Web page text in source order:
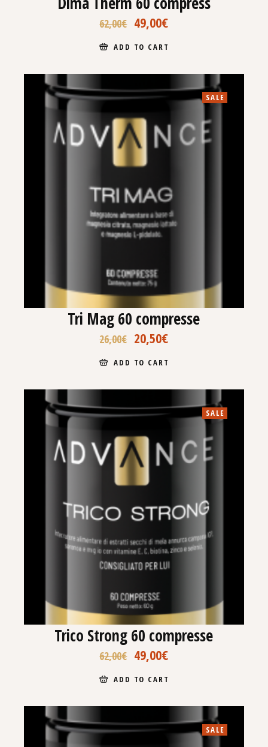
62,00€ 49,00€
ADD TO CART
SALE
Tri Mag 60 compresse
26,00€ 20,50€
ADD TO CART
SALE
Trico Strong 60 compresse
62,00€ 49,00€
ADD TO CART
SALE